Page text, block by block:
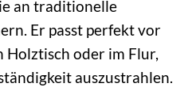
an traditionelle
Er passt perfekt vor
Holztisch oder im Flur,
auszustrahlen.